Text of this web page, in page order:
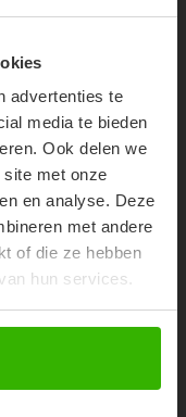
advertenties te
media te bieden
Ook delen we
met onze
en analyse. Deze
met andere
of die ze hebben
hun services.
or exclusive